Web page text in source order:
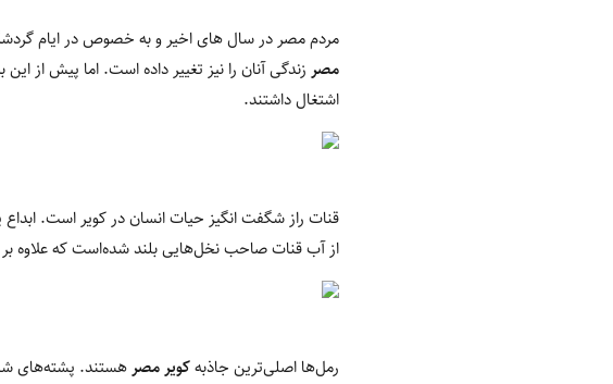
مردم مصر در سال های اخیر و به خصوص در ایام
مصر زندگی آنان را نیز تغییر داده است. اما پیش از
اشتغال داشتند.
قنات راز شگفت انگیز حیات انسان در کویر است. ابداع
از آب قنات صاحب نخل‌هایی بلند شده‌است که علاوه بر
رمل‌ها اصلی‌ترین جاذبهکویر مصر هستند. پشته‌های